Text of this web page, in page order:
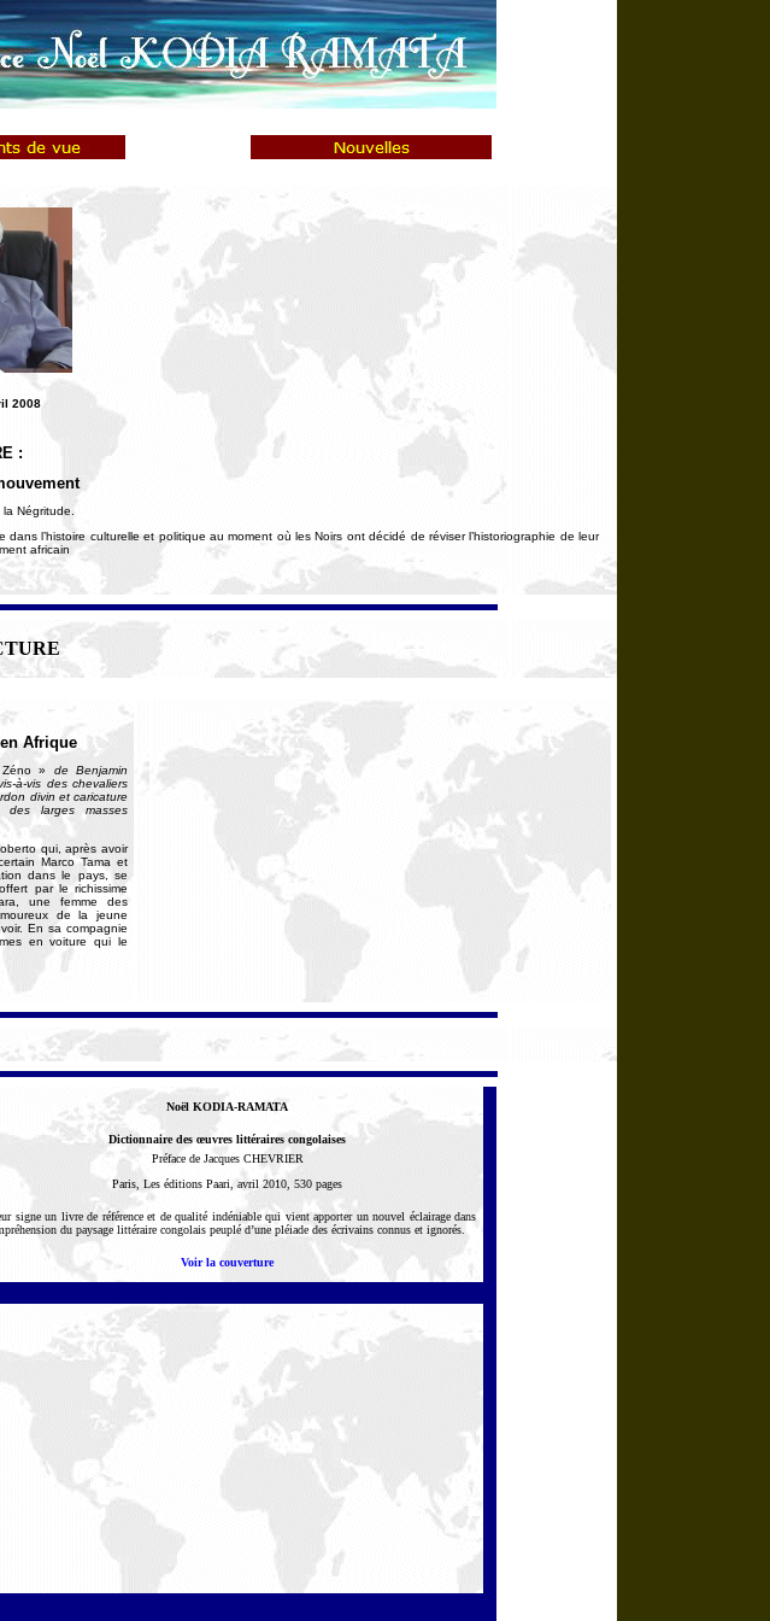
2008
:
Négritude.
l’histoire culturelle et politique au moment où les Noirs ont décidé de réviser l’historiographie de leur
africain
Afrique
» de Benjamin
à-vis des chevaliers
divin et caricature
des larges masses
qui, après avoir
Marco Tama et
dans le pays, se
par le richissime
une femme des
de la jeune
En sa compagnie
en voiture qui le
Noël KODIA-RAMATA
Dictionnaire des œuvres littéraires congolaises
Préface de Jacques CHEVRIER
Paris, Les éditions Paari, avril 2010, 530 pages
signe un livre de référence et de qualité indéniable qui vient apporter un nouvel éclairage dans
du paysage littéraire congolais peuplé d’une pléiade des écrivains connus et ignorés.
Voir la couverture